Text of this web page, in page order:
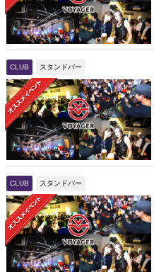
CLUB スタンドバー
CLUB スタンドバー